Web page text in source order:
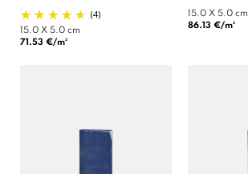
(4)
15.0 X 5.0 cm
71.53 €/m²
15.0 X 5.0 cm
86.13 €/m²